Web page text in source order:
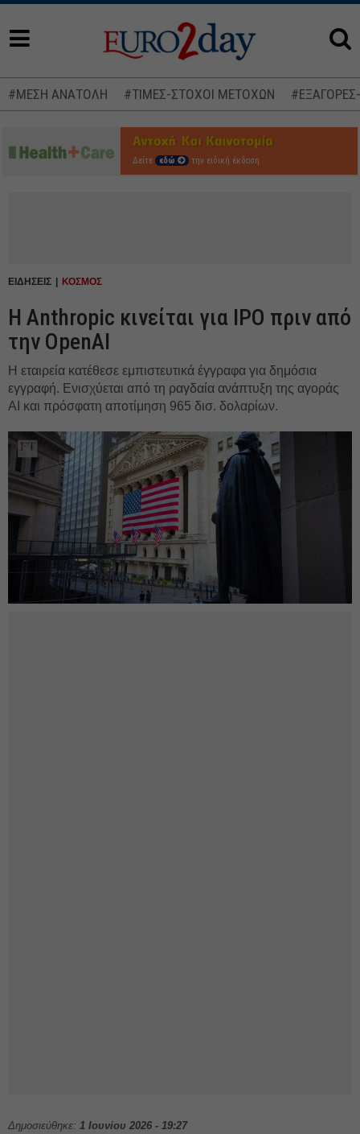
#ΜΕΣΗ ΑΝΑΤΟΛΗ #ΤΙΜΕΣ-ΣΤΟΧΟΙ ΜΕΤΟΧΩΝ
Δείτε εδώ την ειδική έκδοση
ΕΙΔΗΣΕΙΣ ΚΟΣΜΟΣ
Η Anthropic κινείται για IPO πριν από
την OpenAI
Η εταιρεία κατέθεσε εμπιστευτικά έγγραφα για δημόσια
εγγραφή. Ενισχύεται από τη ραγδαία ανάπτυξη της αγοράς
AI και πρόσφατη αποτίμηση 965 δισ. δολαρίων.
Δημοσιεύθηκε: 1 Ιουνίου 2026 - 19:27